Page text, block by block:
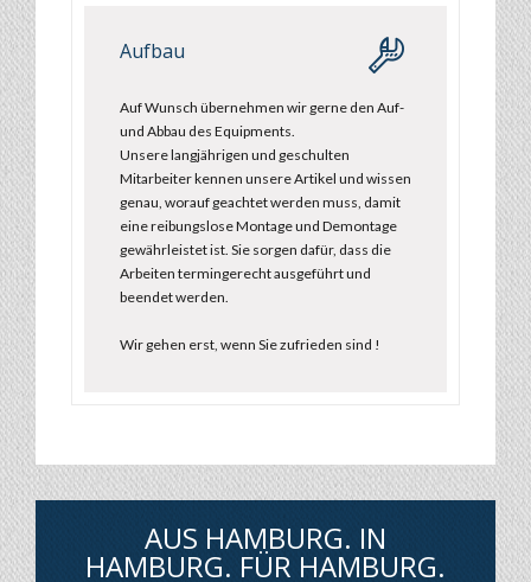
Aufbau
Auf Wunsch übernehmen wir gerne den Auf-
und Abbau des Equipments.
Unsere langjährigen und geschulten
Mitarbeiter kennen unsere Artikel und wissen
genau, worauf geachtet werden muss, damit
eine reibungslose Montage und Demontage
gewährleistet ist. Sie sorgen dafür, dass die
Arbeiten termingerecht ausgeführt und
beendet werden.
Wir gehen erst, wenn Sie zufrieden sind !
AUS HAMBURG. IN
HAMBURG. FÜR HAMBURG.